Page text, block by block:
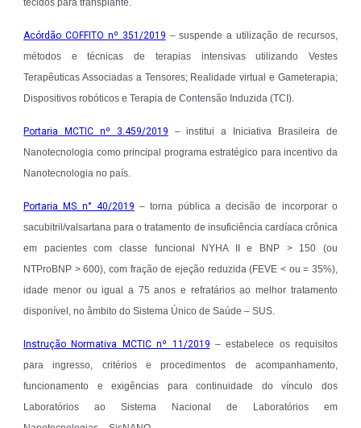
Acórdão COFFITO nº 351/2019 – suspende a utilização de recursos,
métodos e técnicas de terapias intensivas utilizando Vestes
Terapêuticas Associadas a Tensores; Realidade virtual e Gameterapia;
Dispositivos robóticos e Terapia de Contensão Induzida (TCI).
Portaria MCTIC nº 3.459/2019 – institui a Iniciativa Brasileira de
Nanotecnologia como principal programa estratégico para incentivo da
Nanotecnologia no país.
Portaria MS n° 40/2019 – torna pública a decisão de incorporar o
sacubitril/valsartana para o tratamento de insuficiência cardíaca crônica
em pacientes com classe funcional NYHA II e BNP > 150 (ou
NTProBNP > 600), com fração de ejeção reduzida (FEVE < ou = 35%),
idade menor ou igual a 75 anos e refratários ao melhor tratamento
disponível, no âmbito do Sistema Único de Saúde – SUS.
Instrução Normativa MCTIC nº 11/2019 – estabelece os requisitos
para ingresso, critérios e procedimentos de acompanhamento,
funcionamento e exigências para continuidade do vínculo dos
Laboratórios ao Sistema Nacional de Laboratórios em